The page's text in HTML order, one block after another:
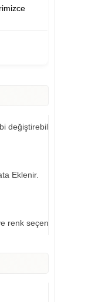
değiştirebilirsiniz..
Eklenir.
renk seçeneklerimiz